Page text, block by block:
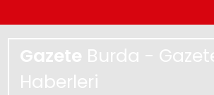
Gazete Burda -
Haberleri